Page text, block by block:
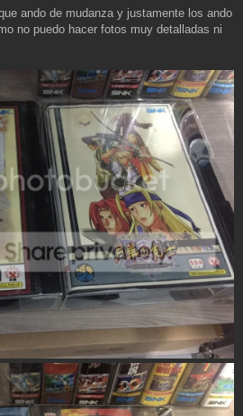
ando de mudanza y justamente los ando
no puedo hacer fotos muy detalladas ni